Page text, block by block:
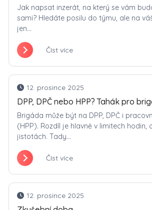
Jak napsat inzerát, na který se vám
sami? Hledáte posilu do týmu, ale na
jen...
Číst více
12. prosince 2025
DPP, DPČ nebo HPP? Tahák pro
Brigáda může být na DPP, DPČ i
(HPP). Rozdíl je hlavně v limitech hodin,
jistotách. Tady...
Číst více
12. prosince 2025